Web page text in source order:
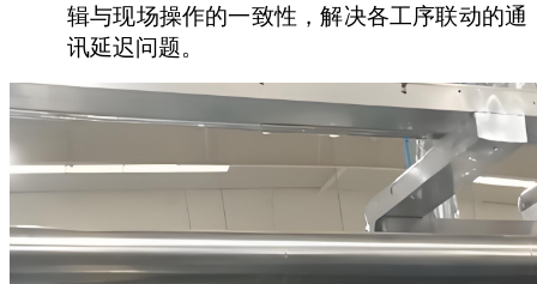
辑与现场操作的一致性，解决各工序联动的通
讯延迟问题。